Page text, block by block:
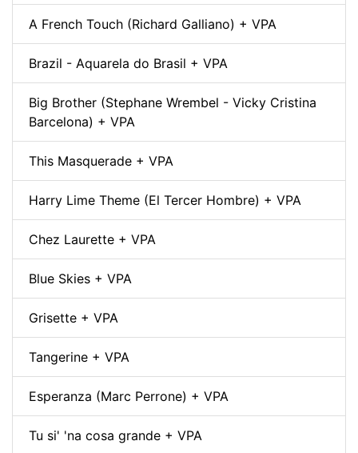
A French Touch (Richard Galliano) + VPA
Brazil - Aquarela do Brasil + VPA
Big Brother (Stephane Wrembel - Vicky Cristina
Barcelona) + VPA
This Masquerade + VPA
Harry Lime Theme (El Tercer Hombre) + VPA
Chez Laurette + VPA
Blue Skies + VPA
Grisette + VPA
Tangerine + VPA
Esperanza (Marc Perrone) + VPA
Tu si' 'na cosa grande + VPA